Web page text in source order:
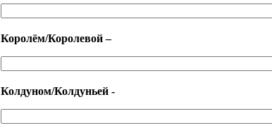
Королём/Королевой –
Колдуном/Колдуньей -